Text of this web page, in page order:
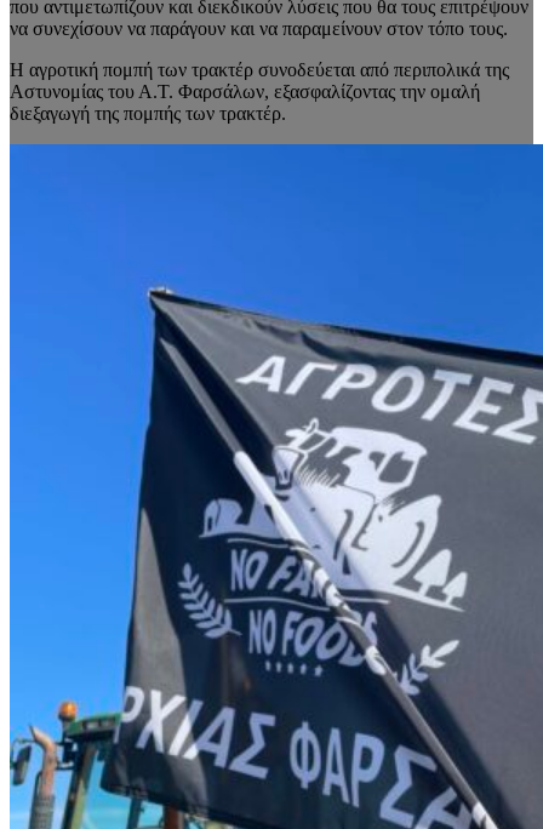
που αντιμετωπίζουν και διεκδικούν λύσεις που θα τους επιτρέψουν
να συνεχίσουν να παράγουν και να παραμείνουν στον τόπο τους.
Η αγροτική πομπή των τρακτέρ συνοδεύεται από περιπολικά της
Αστυνομίας του Α.Τ. Φαρσάλων, εξασφαλίζοντας την ομαλή
διεξαγωγή της πομπής των τρακτέρ.